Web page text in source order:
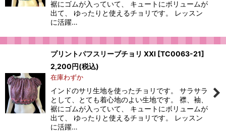
裾にゴムが入っていて、 キュートにボリュームが
出て、 ゆったりと使えるチョリです。 レッスン
に活躍…
プリントパフスリーブチョリ XXI [TC0063-21]
2,200円(税込)
在庫わずか
インドのサリ生地を使ったチョリです。 サラサラ
として、とても着心地のよい生地です。 襟、袖、
裾にゴムが入っていて、 キュートにボリュームが
出て、 ゆったりと使えるチョリです。 レッスン
に活躍…